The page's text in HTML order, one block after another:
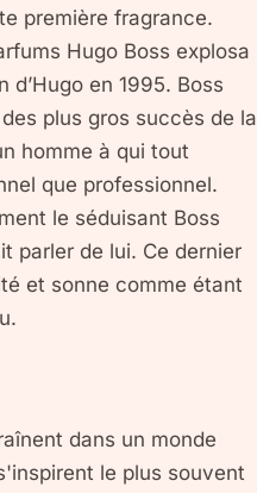
première fragrance.
Hugo Boss explosa
en 1995. Boss
plus gros succès de la
homme à qui tout
que professionnel.
le séduisant Boss
parler de lui. Ce dernier
et sonne comme étant
dans un monde
le plus souvent